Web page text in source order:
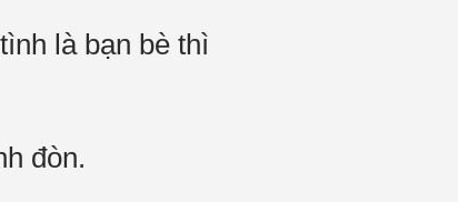
là bạn bè thì
đòn.